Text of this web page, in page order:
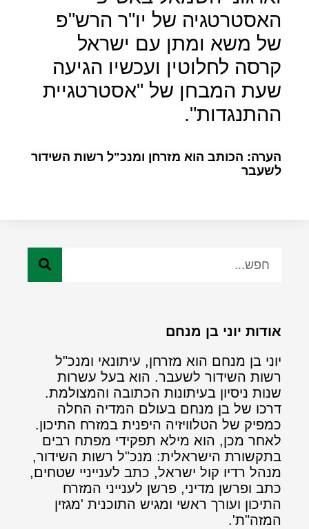
האסטרטגיה של יו"ר הרש"פ
של משא ומתן עם ישראל
קרסה לחלוטין ועכשיו הגיעה
שעת המבחן של "אסטרטגיית
ההתנגדות".
הערה: הכותב הוא מזרחן ומנכ"ל רשות השידור
לשעבר
אודות יוני בן מנחם
יוני בן מנחם הוא מזרחן, עיתונאי ומנכ"ל
רשות השידור לשעבר. הוא בעל עשרות
שנות ניסיון בעיתונות הכתובה והמצולמת.
דרכו של בן מנחם בעולם המדיה החלה
כמפיק של הטלוויזיה היפנית במזרח התיכון.
לאחר מכן, הוא מילא תפקידי מפתח רבים
בתקשורת הישראלית: מנכ"ל רשות השידור,
מנהל רדיו קול ישראל, כתב לענייניי שטחים,
כתב ופרשן מדיני, פרשן לענייני המזרח
התיכון ועורך ראשי ומגיש התוכנית 'מגזין
המזה"ת'.